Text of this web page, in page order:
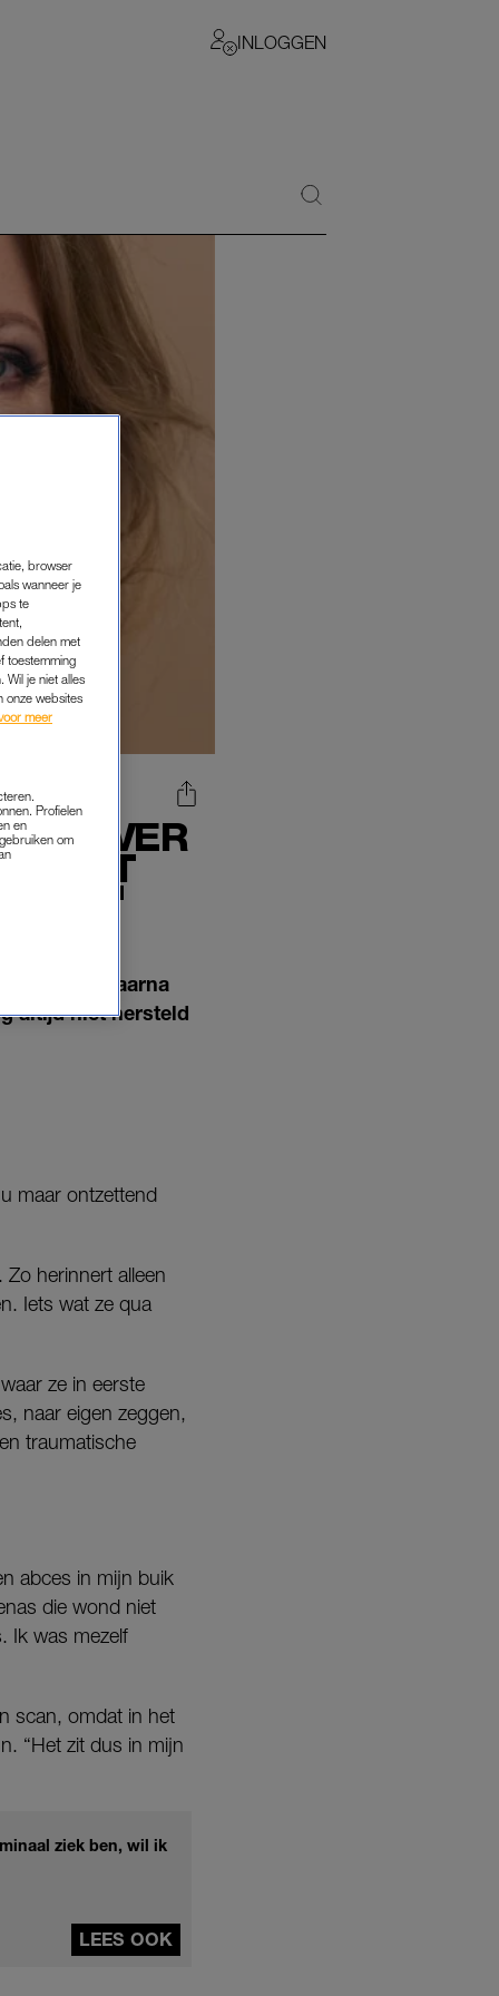
INLOGGEN
HET
AAN'
Daarna
altijd niet hersteld
maar ontzettend
herinnert alleen
Iets wat ze qua
ze in eerste
naar eigen zeggen,
traumatische
abces in mijn buik
die wond niet
Ik was mezelf
scan, omdat in het
“Het zit dus in mijn
ziek ben, wil ik
LEES OOK
browser
wanneer je
te
delen met
toestemming
Wil je niet alles
onze websites
meer
Profielen
en
om